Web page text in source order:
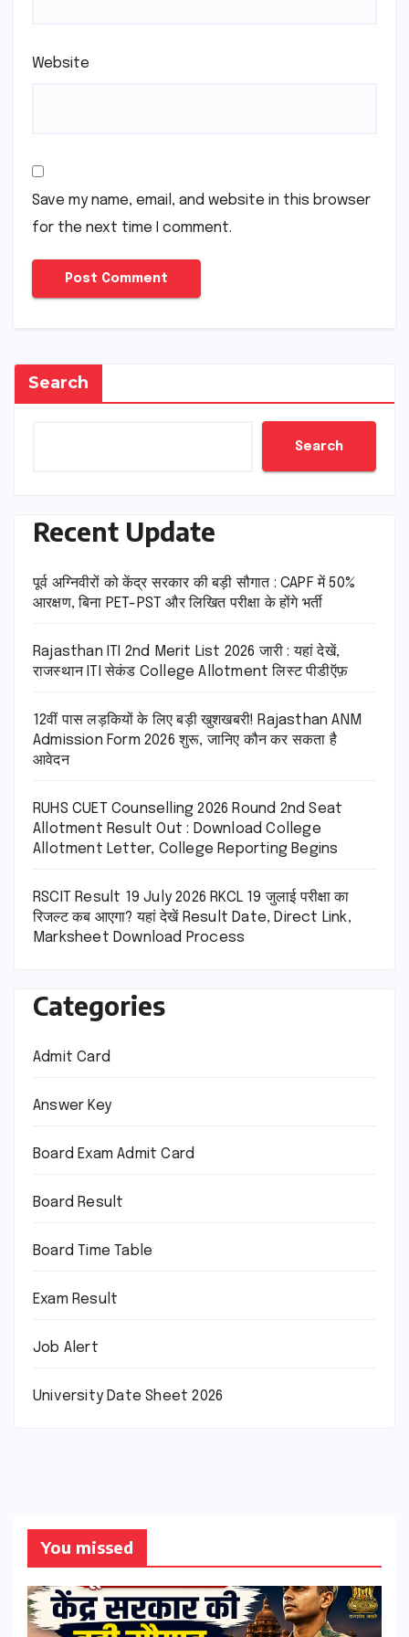
Website
Save my name, email, and website in this browser
for the next time I comment.
Search
Search
Recent Update
पूर्व अग्निवीरों को केंद्र सरकार की बड़ी सौगात : CAPF में 50%
आरक्षण, बिना PET-PST और लिखित परीक्षा के होंगे भर्ती
Rajasthan ITI 2nd Merit List 2026 जारी : यहां देखें,
राजस्थान ITI सेकंड College Allotment लिस्ट पीडीऍफ़
12वीं पास लड़कियों के लिए बड़ी खुशखबरी! Rajasthan ANM
Admission Form 2026 शुरू, जानिए कौन कर सकता है
आवेदन
RUHS CUET Counselling 2026 Round 2nd Seat
Allotment Result Out : Download College
Allotment Letter, College Reporting Begins
RSCIT Result 19 July 2026 RKCL 19 जुलाई परीक्षा का
रिजल्ट कब आएगा? यहां देखें Result Date, Direct Link,
Marksheet Download Process
Categories
Admit Card
Answer Key
Board Exam Admit Card
Board Result
Board Time Table
Exam Result
Job Alert
University Date Sheet 2026
You missed